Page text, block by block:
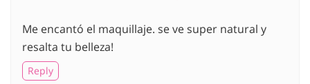
Me encantó el maquillaje. se ve super natural y
resalta tu belleza!
Reply